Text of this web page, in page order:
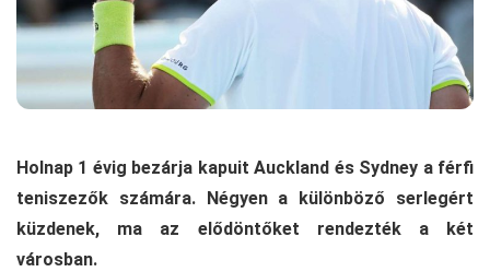
Holnap 1 évig bezárja kapuit Auckland és Sydney a férfi
teniszezők számára. Négyen a különböző serlegért
küzdenek, ma az elődöntőket rendezték a két
városban.